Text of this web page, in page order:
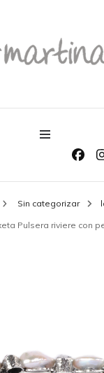
Sin categorizar
Pulsera riviere con